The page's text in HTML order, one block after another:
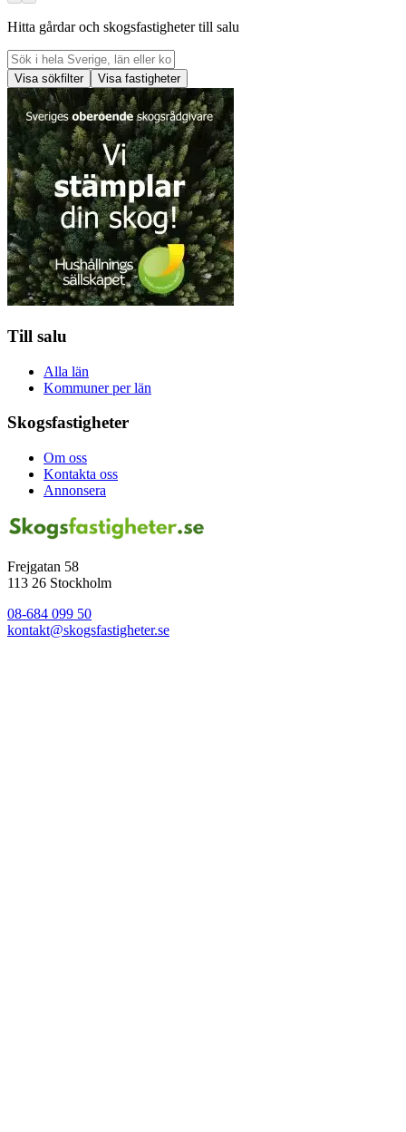
Hitta gårdar och skogsfastigheter till salu
Visa sökfilter Visa fastigheter
Till salu
Alla län
Kommuner per län
Skogsfastigheter
Om oss
Kontakta oss
Annonsera
Frejgatan 58
113 26 Stockholm
08-684 099 50
kontakt@skogsfastigheter.se